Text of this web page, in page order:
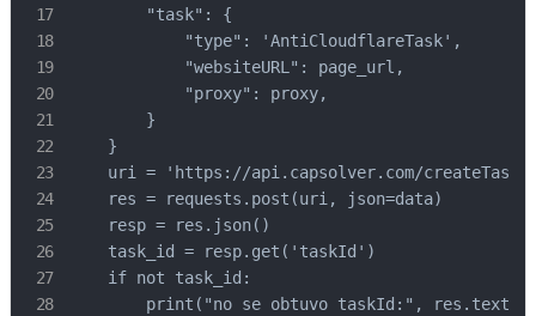
        "task": {
            "type": 'AntiCloudflareTask',
            "websiteURL": page_url,
            "proxy": proxy,
        }
    }
    uri = 'https://api.capsolver.com/createTask'
    res = requests.post(uri, json=data)
    resp = res.json()
    task_id = resp.get('taskId')
    if not task_id:
        print("no se obtuvo taskId:", res.text)